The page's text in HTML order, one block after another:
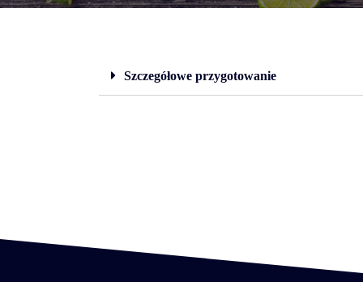
Szczegółowe przygotowanie